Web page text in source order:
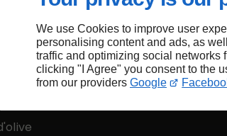
We use Cookies to improve user
personalising content and ads, as
traffic and optimizing social networks
clicking "I Agree" you consent to the
from our providers Google
naturels